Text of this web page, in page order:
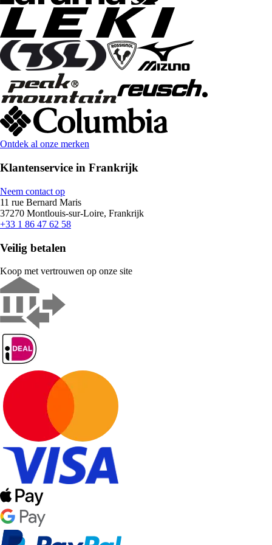
Ontdek al onze merken
Klantenservice in Frankrijk
Neem contact op
11 rue Bernard Maris
37270 Montlouis-sur-Loire, Frankrijk
+33 1 86 47 62 58
Veilig betalen
Koop met vertrouwen op onze site